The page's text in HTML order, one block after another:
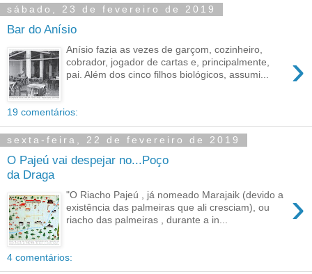
sábado, 23 de fevereiro de 2019
Bar do Anísio
›
Anísio fazia as vezes de garçom, cozinheiro,
cobrador, jogador de cartas e, principalmente,
pai. Além dos cinco filhos biológicos, assumi...
19 comentários:
sexta-feira, 22 de fevereiro de 2019
O Pajeú vai despejar no...Poço
da Draga
›
"O Riacho Pajeú , já nomeado Marajaik (devido a
existência das palmeiras que ali cresciam), ou
riacho das palmeiras , durante a in...
4 comentários: